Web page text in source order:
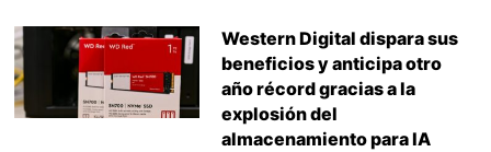
Western Digital dispara sus
beneficios y anticipa otro
año récord gracias a la
explosión del
almacenamiento para IA